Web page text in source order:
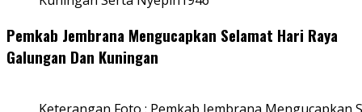
Pemkab Jembrana Mengucapkan Selamat Hari Raya
Galungan Dan Kuningan